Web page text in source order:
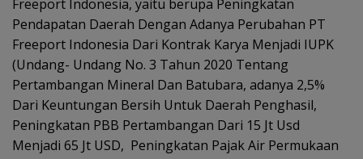
Freeport Indonesia, yaitu berupa Peningkatan
Pendapatan Daerah Dengan Adanya Perubahan PT
Freeport Indonesia Dari Kontrak Karya Menjadi IUPK
(Undang- Undang No. 3 Tahun 2020 Tentang
Pertambangan Mineral Dan Batubara, adanya 2,5%
Dari Keuntungan Bersih Untuk Daerah Penghasil,
Peningkatan PBB Pertambangan Dari 15 Jt Usd
Menjadi 65 Jt USD, Peningkatan Pajak Air Permukaan